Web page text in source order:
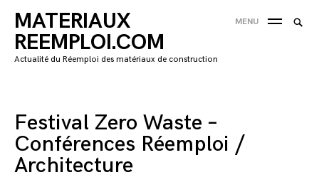
Skip
to
content
MATERIAUX
REEMPLOI.COM
Actualité du Réemploi des matériaux de construction
MENU
Festival Zero Waste –
Conférences Réemploi /
Architecture